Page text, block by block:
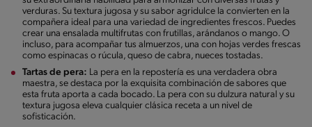
verduras. Su textura jugosa y su sabor agridulce la convierten en la
compañera ideal para una variedad de ingredientes frescos. Puedes
crear una ensalada multifrutas con frutillas, arándanos o mango. O
incluso, para acompañar tus almuerzos, una con hojas verdes frescas
como espinacas o rúcula, queso de cabra, nueces tostadas.
Tartas de pera: La pera en la repostería es una verdadera obra
maestra, se destaca por la exquisita combinación de sabores que
esta fruta aporta a cada bocado. La pera con su dulzura natural y su
textura jugosa eleva cualquier clásica receta a un nivel de
sofisticación.